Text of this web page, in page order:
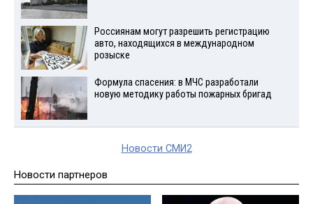
Россиянам могут разрешить регистрацию
авто, находящихся в международном
розыске
Формула спасения: в МЧС разработали
новую методику работы пожарных бригад
Новости СМИ2
Новости партнеров